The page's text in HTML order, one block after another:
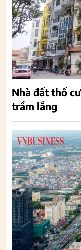
Nhà đất thổ
trầm lắng